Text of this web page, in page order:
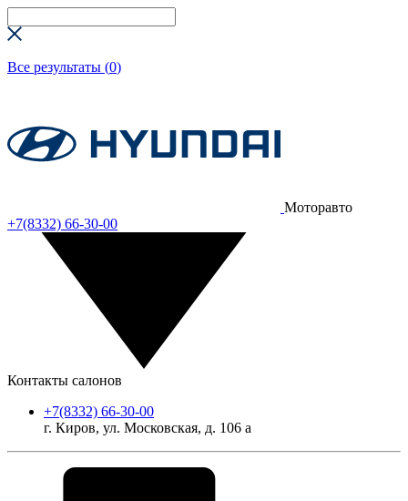
Все результаты (0)
Моторавто
+7(8332) 66-30-00
Контакты салонов
+7(8332) 66-30-00
г. Киров, ул. Московская, д. 106 а